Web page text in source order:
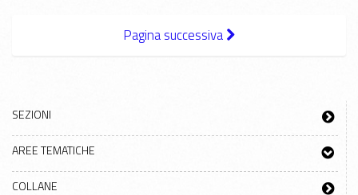
SEZIONI
AREE TEMATICHE
COLLANE
Pagina successiva